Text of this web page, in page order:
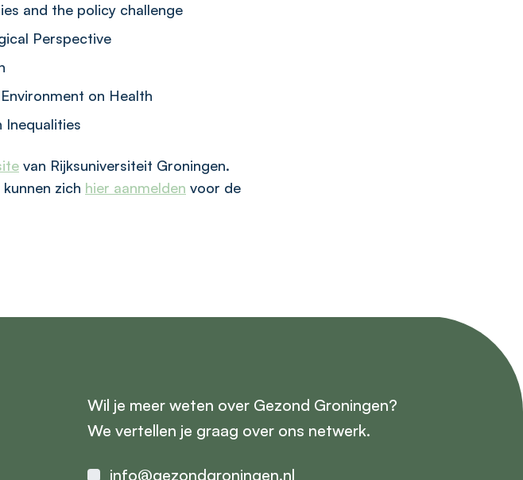
and the policy challenge
Perspective
on Health
Inequalities
van Rijksuniversiteit Groningen.
zich hier aanmelden voor de
Wil je meer weten over Gezond Groningen?
We vertellen je graag over ons netwerk.
info@gezondgroningen.nl